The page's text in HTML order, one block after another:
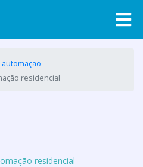
residencial
residencial